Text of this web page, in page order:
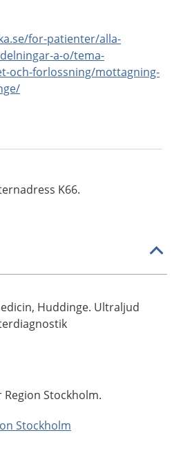
for-patienter/alla-
a-o/tema-
och-forlossning/mottagning-
K66.
Huddinge. Ultraljud
Stockholm.
Stockholm